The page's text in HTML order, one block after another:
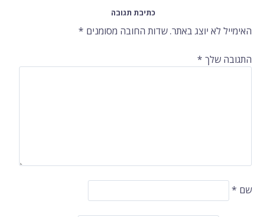
ברשומותכתיבת תגובה
האימייל לא יוצג באתר.שדות החובה מסומנים *
התגובה שלך *
שם *